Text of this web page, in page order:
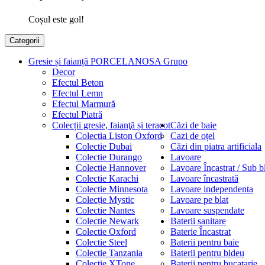
Coșul este gol!
Categorii
Gresie și faianță PORCELANOSA Grupo
Decor
Efectul Beton
Efectul Lemn
Efectul Marmură
Efectul Piatră
Colecții gresie, faianţă și teracot
Colectia Liston Oxford
Colectie Dubai
Colectie Durango
Colectie Hannover
Colectie Karachi
Colectie Minnesota
Colecție Mystic
Colectie Nantes
Colectie Newark
Colectie Oxford
Colectie Steel
Colectie Tanzania
Căzi de baie
Cazi de oțel
Căzi din piatra artificiala
Lavoare
Lavoare Încastrat / Sub
Lavoare încastrată
Lavoare independenta
Lavoare pe blat
Lavoare suspendate
Baterii sanitare
Baterie Încastrat
Baterii pentru baie
Baterii pentru bideu